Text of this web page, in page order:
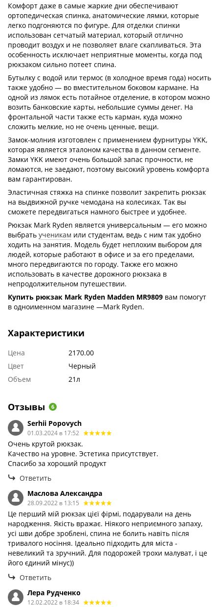
Комфорт даже в самые жаркие дни обеспечивают
ортопедическая спинка, анатомические лямки, которые
легко подгоняются по фигуре. Для отделки спинки
использован сетчатый материал, который отлично
проводит воздух и не позволяет влаге скапливаться. Эта
особенность исключает неприятные моменты, когда под
рюкзаком сильно потеет спина.
Бутылку с водой или термос (в холодное время года) носить
также удобно — во вместительном боковом кармане. На
одной из лямок есть потайное отделение, в котором можно
возить банковские карты, небольшие суммы денег. На
фронтальной части также есть карман, куда можно
сложить мелкие, но не очень ценные, вещи.
Замок-молния изготовлен с применением фурнитуры YKK,
которая является эталоном качества в данном сегменте.
Замки YKK имеют очень большой запас прочности, не
ломаются, не заедают, поэтому высокий уровень комфорта
вам гарантирован.
Эластичная стяжка на спинке позволит закрепить рюкзак
на выдвижной ручке чемодана на колесиках. Так вы
сможете передвигаться намного быстрее и удобнее.
Рюкзак Mark Ryden является универсальным — его можно
выбрать ученикам или студентам, ведь с ним так удобно
ходить на занятия. Модель будет неплохим выбором для
людей, которые работают в офисе и за его пределами,
много передвигаются по городу. Также его можно
использовать в качестве дорожного рюкзака в
непродолжительном путешествии.
Купить рюкзак Mark Ryden Madden MR9809 вам помогут
в одноименном магазине —Mark Ryden.
Характеристики
Цена
2170.00
Цвет
Черный
Объем
21л
Отзывы 6
Serhii Popovych
01.03.2024 в 17:52
Очень крутой рюкзак.
Качество на уровне. Эстетика присутствует.
Спасибо за хороший продукт
Ответить
Маслова Александра
28.09.2022 в 13:15
Це перший мій рюкзак цієї фірмі, подарували на день
народження. Якість вражає. Ніякого неприємного запаху,
усі шви добре зроблені, спина не болить навіть після
тривалого носіння. Ідеально підходить для міста -
невеликий та зручний. Для подорожей трохи малуват, і це
його єдиний мінус))
Ответить
Лера Рудченко
12.02.2022 в 18:34